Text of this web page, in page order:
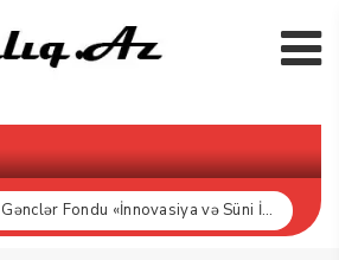
“Bakcell» və Gənclər Fondu «İnnovasiya və Süni İntellekt» üzrə təqaüd proqramının qalibləri ilə görüş keçirib